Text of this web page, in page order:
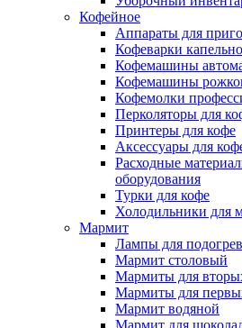
Кофейное
Аппараты для
Кофеварки
Кофемашины
Кофемашины
Кофемолки
Перколяторы для
Принтеры для кофе
Аксессуары для
Расходные
оборудования
Турки для кофе
Холодильники для
Мармит
Лампы для
Мармит столовый
Мармиты для
Мармиты для
Мармит водяной
Мармит для